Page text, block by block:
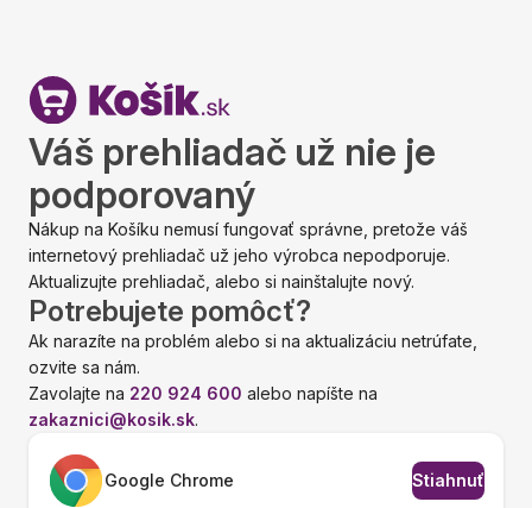
Váš prehliadač už nie je
podporovaný
Nákup na Košíku nemusí fungovať správne, pretože váš
internetový prehliadač už jeho výrobca nepodporuje.
Aktualizujte prehliadač, alebo si nainštalujte nový.
Potrebujete pomôcť?
Ak narazíte na problém alebo si na aktualizáciu netrúfate,
ozvite sa nám.
Zavolajte na 220 924 600 alebo napíšte na
zakaznici@kosik.sk.
Google Chrome Stiahnuť